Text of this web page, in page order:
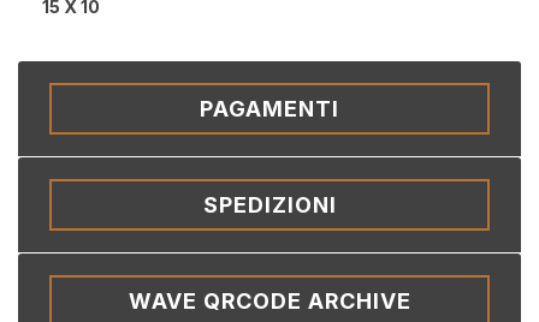
15 X 10
PAGAMENTI
SPEDIZIONI
WAVE QRCODE ARCHIVE